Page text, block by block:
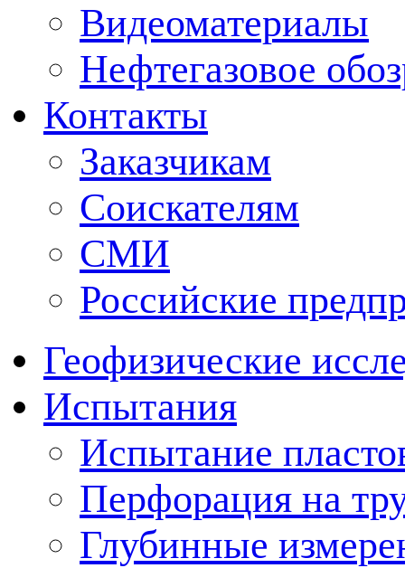
Видеоматериалы
Нефтегазовое
Контакты
Заказчикам
Соискателям
СМИ
Российские
Геофизические
Испытания
Испытание
Перфорация на
Глубинные